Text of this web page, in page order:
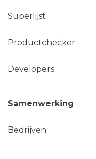
Superlijst
Productchecker
Developers
Samenwerking
Bedrijven